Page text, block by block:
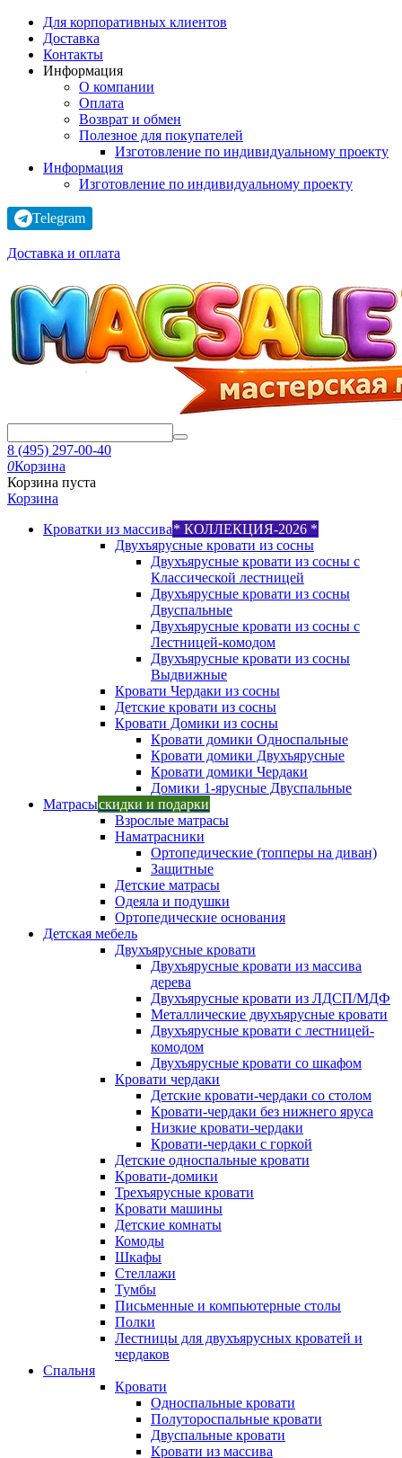
Для корпоративных клиентов
Доставка
Контакты
Информация
О компании
Оплата
Возврат и обмен
Полезное для покупателей
Изготовление по индивидуальному проекту
Информация
Изготовление по индивидуальному проекту
Telegram
Доставка и оплата
8 (495) 297-00-40
0Корзина
Корзина пуста
Корзина
Кроватки из массива* КОЛЛЕКЦИЯ-2026 *
Двухъярусные кровати из сосны
Двухъярусные кровати из сосны с
Классической лестницей
Двухъярусные кровати из сосны
Двуспальные
Двухъярусные кровати из сосны с
Лестницей-комодом
Двухъярусные кровати из сосны
Выдвижные
Кровати Чердаки из сосны
Детские кровати из сосны
Кровати Домики из сосны
Кровати домики Односпальные
Кровати домики Двухъярусные
Кровати домики Чердаки
Домики 1-ярусные Двуспальные
Матрасыскидки и подарки
Взрослые матрасы
Наматрасники
Ортопедические (топперы на диван)
Защитные
Детские матрасы
Одеяла и подушки
Ортопедические основания
Детская мебель
Двухъярусные кровати
Двухъярусные кровати из массива
дерева
Двухъярусные кровати из ЛДСП/МДФ
Металлические двухъярусные кровати
Двухъярусные кровати с лестницей-
комодом
Двухъярусные кровати со шкафом
Кровати чердаки
Детские кровати-чердаки со столом
Кровати-чердаки без нижнего яруса
Низкие кровати-чердаки
Кровати-чердаки с горкой
Детские односпальные кровати
Кровати-домики
Трехъярусные кровати
Кровати машины
Детские комнаты
Комоды
Шкафы
Стеллажи
Тумбы
Письменные и компьютерные столы
Полки
Лестницы для двухъярусных кроватей и
чердаков
Спальня
Кровати
Односпальные кровати
Полутороспальные кровати
Двуспальные кровати
Кровати из массива